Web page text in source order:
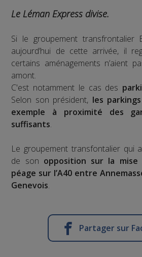
Le Léman Express divise.
Si le groupement transfrontalier
aujourd’hui de cette arrivée, il
certains aménagements n’aient
amont.
C'est notamment le cas des
Selon son président, les
exemple à proximité des
suffisants.
Le groupement transfontalier qui
de son opposition sur la
péage sur l’A40 entre
Genevois.
Partager sur